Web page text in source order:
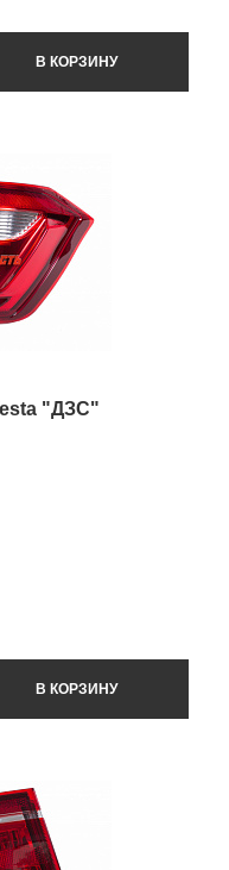
В КОРЗИНУ
"ДЗС"
В КОРЗИНУ